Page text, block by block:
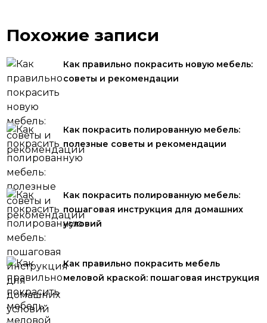
Похожие записи
Как правильно покрасить новую мебель:
советы и рекомендации
Как покрасить полированную мебель:
полезные советы и рекомендации
Как покрасить полированную мебель:
пошаговая инструкция для домашних
условий
Как правильно покрасить мебель
меловой краской: пошаговая инструкция